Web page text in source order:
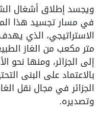
إطلاق أشغال
مسار تجسيد هذا
مكعب من الغاز
الجزائر، ومنها نحو
على البنى
في مجال نقل